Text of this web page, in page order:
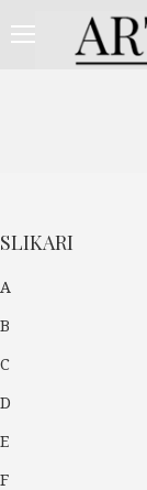
SLIKARI
A
B
C
D
E
F